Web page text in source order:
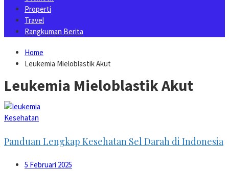
Properti
Travel
Rangkuman Berita
Home
Leukemia Mieloblastik Akut
Leukemia Mieloblastik Akut
Kesehatan
Panduan Lengkap Kesehatan Sel Darah di Indonesia
5 Februari 2025